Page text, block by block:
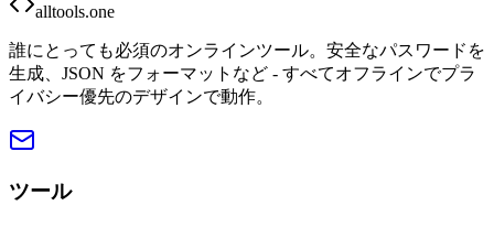
alltools.one
誰にとっても必須のオンラインツール。安全なパスワードを
生成、JSON をフォーマットなど - すべてオフラインでプラ
イバシー優先のデザインで動作。
ツール